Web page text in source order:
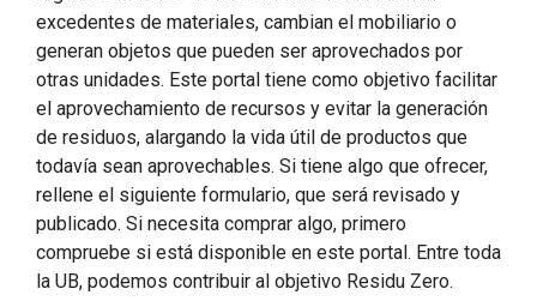
excedentes de materiales, cambian el mobiliario o
generan objetos que pueden ser aprovechados por
otras unidades. Este portal tiene como objetivo facilitar
el aprovechamiento de recursos y evitar la generación
de residuos, alargando la vida útil de productos que
todavía sean aprovechables. Si tiene algo que ofrecer,
rellene el siguiente formulario, que será revisado y
publicado. Si necesita comprar algo, primero
compruebe si está disponible en este portal. Entre toda
la UB, podemos contribuir al objetivo Residu Zero.